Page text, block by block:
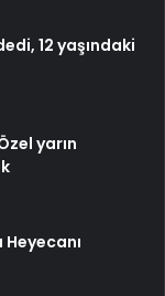
12 yaşındaki
yarın
Heyecanı